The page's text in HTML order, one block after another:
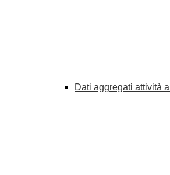
Dati aggregati attività